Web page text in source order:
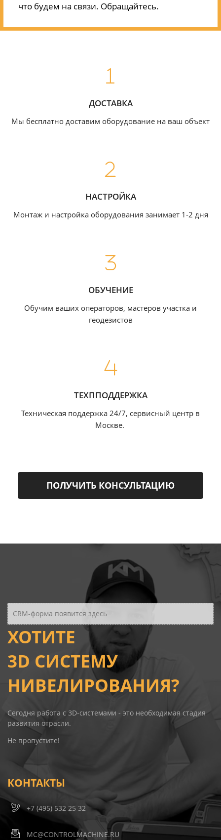
что будем на связи. Обращайтесь.
ДОСТАВКА
Мы бесплатно доставим оборудование на ваш объект
НАСТРОЙКА
Монтаж и настройка оборудования занимает 1-2 дня
ОБУЧЕНИЕ
Обучим ваших операторов, мастеров участка и
геодезистов
ТЕХППОДДЕРЖКА
Техническая поддержка 24/7, сервисный центр в
Москве.
ПОЛУЧИТЬ КОНСУЛЬТАЦИЮ
CRM-форма появится здесь
ХОТИТЕ
3D СИСТЕМУ
НИВЕЛИРОВАНИЯ?
Сегодня работа c 3D-системами - это необходимая стадия
развития отрасли.
Не пропустите!
КОНТАКТЫ
+7 (495) 532 25 32
MC@CONTROLMACHINE.RU